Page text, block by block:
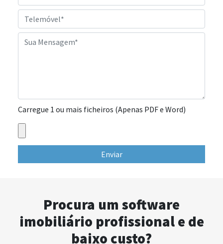
Carregue 1 ou mais ficheiros (Apenas PDF e Word)
Enviar
Procura um software
imobiliário profissional e de
baixo custo?